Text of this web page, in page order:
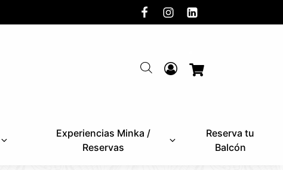
Experiencias Minka /
Reservas
Reserva tu
Balcón